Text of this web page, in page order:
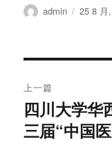
作
admin
发
25 8 月
章
导
上一篇
上
篇
四川大学华
三届“中国